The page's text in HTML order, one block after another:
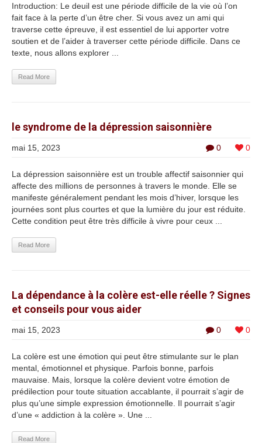
Introduction: Le deuil est une période difficile de la vie où l’on
fait face à la perte d’un être cher. Si vous avez un ami qui
traverse cette épreuve, il est essentiel de lui apporter votre
soutien et de l’aider à traverser cette période difficile. Dans ce
texte, nous allons explorer ...
Read More
le syndrome de la dépression saisonnière
0 0
mai 15, 2023
La dépression saisonnière est un trouble affectif saisonnier qui
affecte des millions de personnes à travers le monde. Elle se
manifeste généralement pendant les mois d’hiver, lorsque les
journées sont plus courtes et que la lumière du jour est réduite.
Cette condition peut être très difficile à vivre pour ceux ...
Read More
La dépendance à la colère est-elle réelle ? Signes
et conseils pour vous aider
0 0
mai 15, 2023
La colère est une émotion qui peut être stimulante sur le plan
mental, émotionnel et physique. Parfois bonne, parfois
mauvaise. Mais, lorsque la colère devient votre émotion de
prédilection pour toute situation accablante, il pourrait s’agir de
plus qu’une simple expression émotionnelle. Il pourrait s’agir
d’une « addiction à la colère ». Une ...
Read More